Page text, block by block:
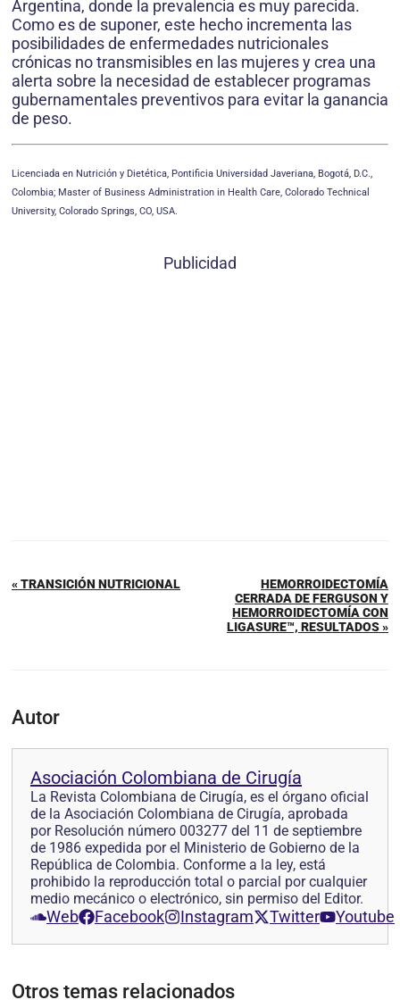
Argentina, donde la prevalencia es muy parecida.
Como es de suponer, este hecho incrementa las
posibilidades de enfermedades nutricionales
crónicas no transmisibles en las mujeres y crea una
alerta sobre la necesidad de establecer programas
gubernamentales preventivos para evitar la ganancia
de peso.
Licenciada en Nutrición y Dietética, Pontificia Universidad Javeriana, Bogotá, D.C.,
Colombia; Master of Business Administration in Health Care, Colorado Technical
University, Colorado Springs, CO, USA.
Publicidad
« TRANSICIÓN NUTRICIONAL
HEMORROIDECTOMÍA
CERRADA DE FERGUSON Y
HEMORROIDECTOMÍA CON
LIGASURE™, RESULTADOS »
Autor
Asociación Colombiana de Cirugía
La Revista Colombiana de Cirugía, es el órgano oficial
de la Asociación Colombiana de Cirugía, aprobada
por Resolución número 003277 del 11 de septiembre
de 1986 expedida por el Ministerio de Gobierno de la
República de Colombia. Conforme a la ley, está
prohibido la reproducción total o parcial por cualquier
medio mecánico o electrónico, sin permiso del Editor.
Web Facebook Instagram Twitter Youtube
Otros temas relacionados